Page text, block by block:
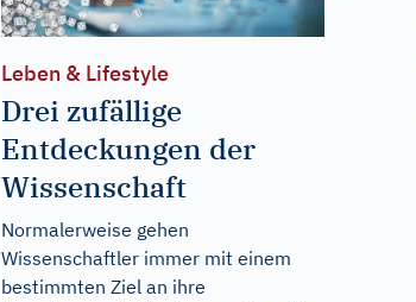
Leben & Lifestyle
Drei zufällige
Entdeckungen der
Wissenschaft
Normalerweise gehen
Wissenschaftler immer mit einem
bestimmten Ziel an ihre